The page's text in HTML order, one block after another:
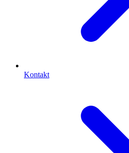
Kontakt